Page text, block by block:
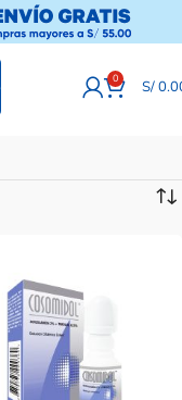
0 S/